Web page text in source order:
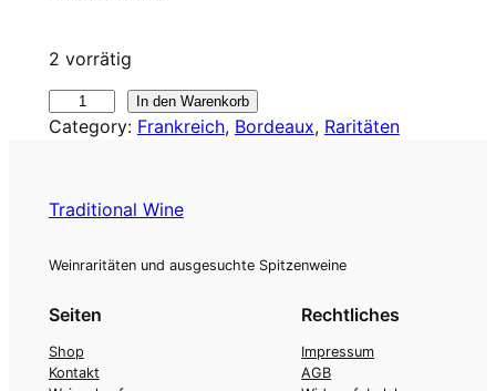
2 vorrätig
9
d
F
e
u
z
In den Warenkorb
Category: Frankreich, Bordeaux, Raritäten
Traditional Wine
Weinraritäten und ausgesuchte Spitzenweine
Seiten
Shop
Kontakt
Rechtliches
Impressum
AGB